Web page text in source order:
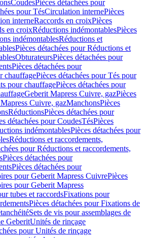
CoudesPièces détachées pour
pour TésCirculation internePièces
interneRaccords en croixPièces
en croixRéductions indémontablesPièces
indémontablesRéductions et
Pièces détachées pour Réductions et
ObturateursPièces détachées pour
Pièces détachées pour
chauffagePièces détachées pour Tés pour
pour chauffagePièces détachées pour
Geberit Mapress Cuivre, gazPièces
Cuivre, gazManchonsPièces
RéductionsPièces détachées pour
détachées pour CoudesTésPièces
indémontablesPièces détachées pour
Réductions et raccordements,
pour Réductions et raccordements,
Pièces détachées pour
Pièces détachées pour
pour Geberit Mapress CuivrePièces
pour Geberit Mapress
tubes et raccordsFixations pour
Pièces détachées pour Fixations de
Sets de vis pour assemblages de
GeberitUnités de rinçage
pour Unités de rinçage